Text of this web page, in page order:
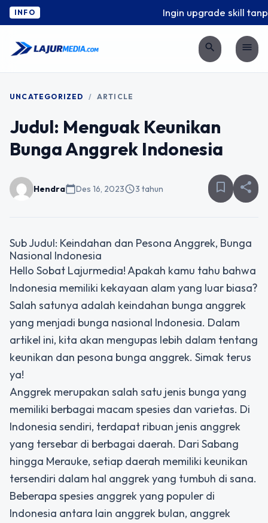
INFO Ingin upgrade skill
search menu
UNCATEGORIZED / ARTICLE
Judul: Menguak Keunikan
Bunga Anggrek Indonesia
Hendracalendar_todayDes 16, 2023schedule3 tahun bookmark_border share
Sub Judul: Keindahan dan Pesona Anggrek, Bunga
Nasional Indonesia
Hello Sobat Lajurmedia! Apakah kamu tahu bahwa
Indonesia memiliki kekayaan alam yang luar biasa?
Salah satunya adalah keindahan bunga anggrek
yang menjadi bunga nasional Indonesia. Dalam
artikel ini, kita akan mengupas lebih dalam tentang
keunikan dan pesona bunga anggrek. Simak terus
ya!
Anggrek merupakan salah satu jenis bunga yang
memiliki berbagai macam spesies dan varietas. Di
Indonesia sendiri, terdapat ribuan jenis anggrek
yang tersebar di berbagai daerah. Dari Sabang
hingga Merauke, setiap daerah memiliki keunikan
tersendiri dalam hal anggrek yang tumbuh di sana.
Beberapa spesies anggrek yang populer di
Indonesia antara lain anggrek bulan, anggrek